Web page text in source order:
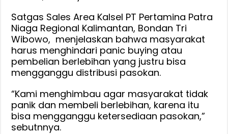
Satgas Sales Area Kalsel PT Pertamina Patra
Niaga Regional Kalimantan, Bondan Tri
Wibowo, menjelaskan bahwa masyarakat
harus menghindari panic buying atau
pembelian berlebihan yang justru bisa
mengganggu distribusi pasokan.
“Kami menghimbau agar masyarakat tidak
panik dan membeli berlebihan, karena itu
bisa mengganggu ketersediaan pasokan,”
sebutnnya.